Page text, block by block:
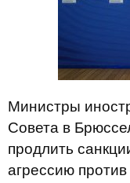
Министры
Совета в
продлить
агрессию